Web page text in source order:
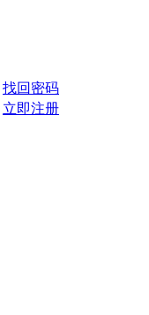
找回密码
立即注册